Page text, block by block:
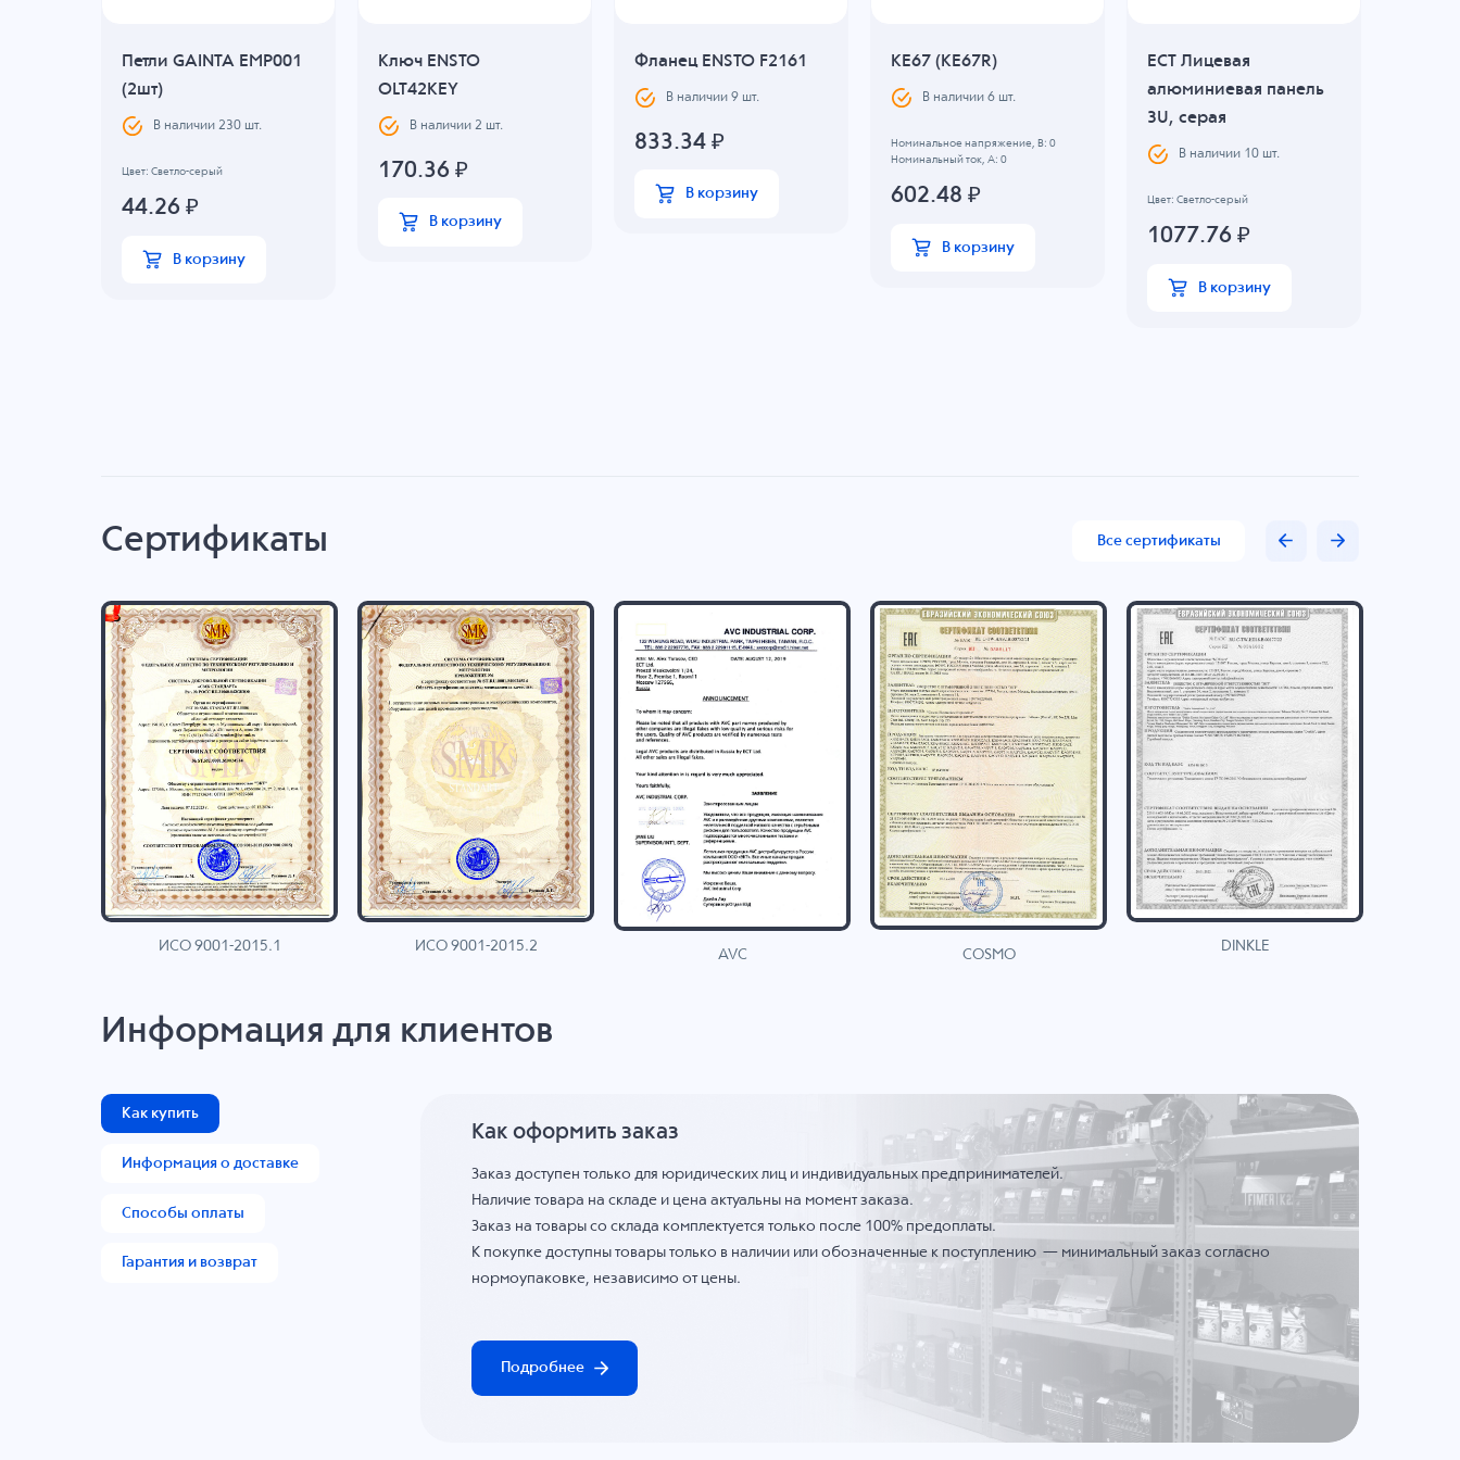
Петли GAINTA EMP001
(2шт)
В наличии230 шт.
Цвет: Светло-серый
44.26 ₽
В корзину
Ключ ENSTO
OLT42KEY
В наличии2 шт.
170.36 ₽
В корзину
Фланец ENSTO F2161
В наличии9 шт.
833.34₽
В корзину
KE67 (KE67R)
В наличии6 шт.
Номинальное напряжение, B: 0
Номинальный ток, А: 0
602.48 ₽
В корзину
ECT Лицевая
алюминиевая панель
3U, серая
В наличии 10 шт.
Цвет: Светло-серый
1077.76 ₽
В корзину
Сертификаты Все сертификаты
ИСО 9001-2015.1 ИСО 9001-2015.2
AVC COSMO
DINKLE
Информация для клиентов
Как купить
Информация о доставке
Способы оплаты
Гарантия и возврат
Как оформить заказ
Заказ доступен только для юридических лиц и индивидуальных предпринимателей.
Наличие товара на складе и цена актуальны на момент заказа.
Заказ на товары со склада комплектуется только после 100% предоплаты.
К покупке доступны товары только в наличии или обозначенные к поступлению — минимальный заказ согласно
нормоупаковке, независимо от цены.
Подробнее